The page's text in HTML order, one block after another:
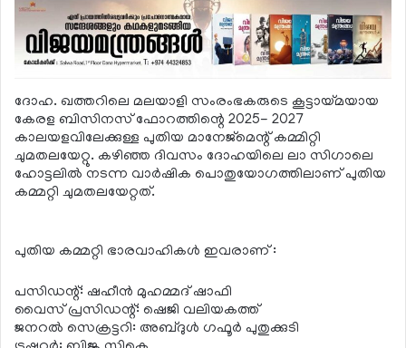
ദോഹ. ഖത്തറിലെ മലയാളി സംരംഭകരുടെ കൂട്ടായ്മയായ
കേരള ബിസിനസ് ഫോറത്തിന്റെ 2025- 2027
കാലയളവിലേക്കുള്ള പുതിയ മാനേജ്മെന്റ് കമ്മിറ്റി
ചുമതലയേറ്റു. കഴിഞ്ഞ ദിവസം ദോഹയിലെ ലാ സിഗാലെ
ഹോട്ടലില്‍ നടന്ന വാര്‍ഷിക പൊതുയോഗത്തിലാണ് പുതിയ
കമ്മറ്റി ചുമതലയേറ്റത്.
പുതിയ കമ്മറ്റി ഭാരവാഹികള്‍ ഇവരാണ് :
പസിഡന്റ്: ഷഹീന്‍ മുഹമ്മദ് ഷാഫി
വൈസ് പ്രസിഡന്റ്: ഷെജി വലിയകത്ത്
ജനറല്‍ സെക്രട്ടറി: അബ്ദുള്‍ ഗഫൂര്‍ പുതുക്കുടി